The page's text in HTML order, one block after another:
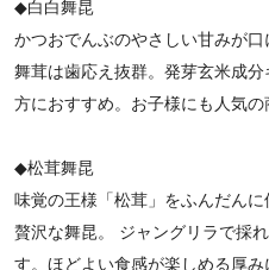
◆白白舞昆
かつおでんぶのやさしい甘みが
舞茸は歯応え抜群。発芽玄米成
方におすすめ。お子様にも人気の
◆松茸舞昆
味覚の王様「松茸」をふんだん
贅沢な舞昆。 ジャングリラで採
す。ほどよい食感が楽しめる厚